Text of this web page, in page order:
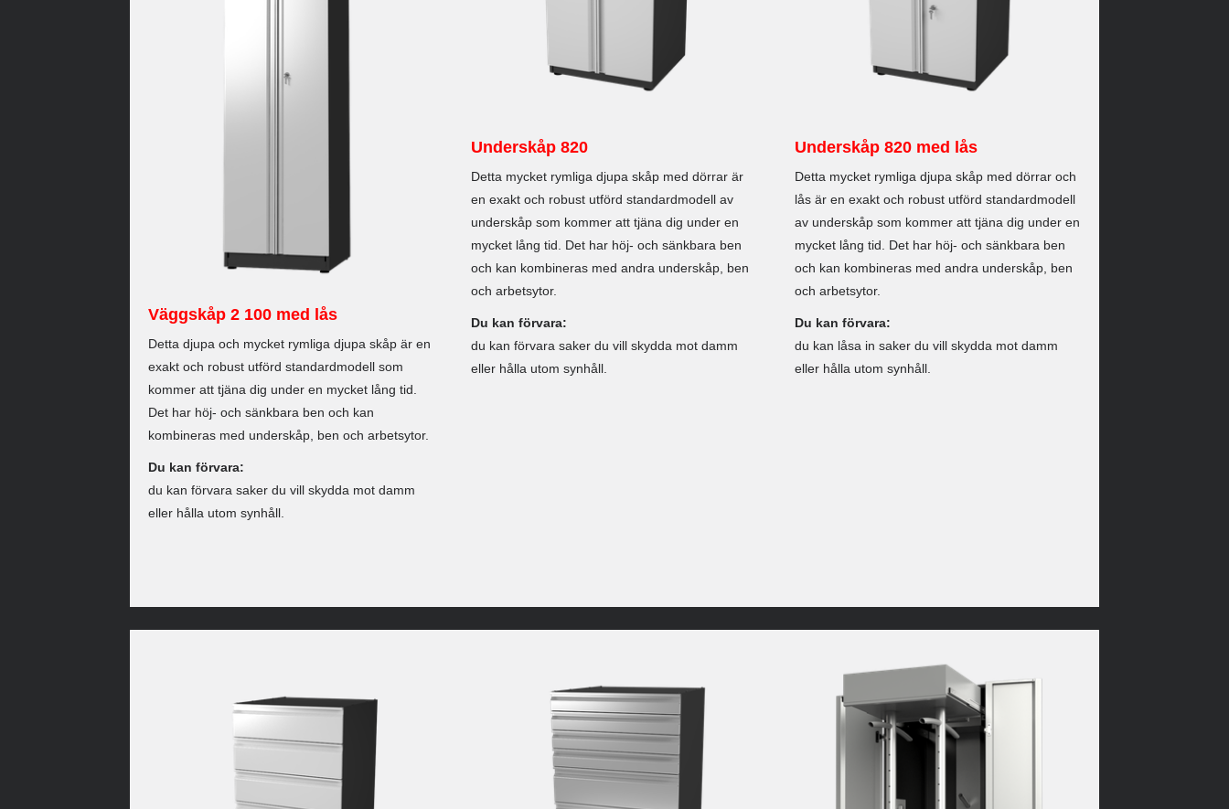
Väggskåp 2 100 med lås
Detta djupa och mycket rymliga djupa skåp är en
exakt och robust utförd standardmodell som
kommer att tjäna dig under en mycket lång tid.
Det har höj- och sänkbara ben och kan
kombineras med underskåp, ben och arbetsytor.
Du kan förvara:
du kan förvara saker du vill skydda mot damm
eller hålla utom synhåll.
Underskåp 820
Detta mycket rymliga djupa skåp med dörrar är
en exakt och robust utförd standardmodell av
underskåp som kommer att tjäna dig under en
mycket lång tid. Det har höj- och sänkbara ben
och kan kombineras med andra underskåp, ben
och arbetsytor.
Du kan förvara:
du kan förvara saker du vill skydda mot damm
eller hålla utom synhåll.
Underskåp 820 med lås
Detta mycket rymliga djupa skåp med dörrar och
lås är en exakt och robust utförd standardmodell
av underskåp som kommer att tjäna dig under en
mycket lång tid. Det har höj- och sänkbara ben
och kan kombineras med andra underskåp, ben
och arbetsytor.
Du kan förvara:
du kan låsa in saker du vill skydda mot damm
eller hålla utom synhåll.